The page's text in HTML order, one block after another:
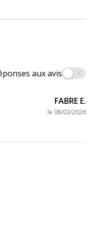
aux avis
FABRE E.
le 08/03/2026